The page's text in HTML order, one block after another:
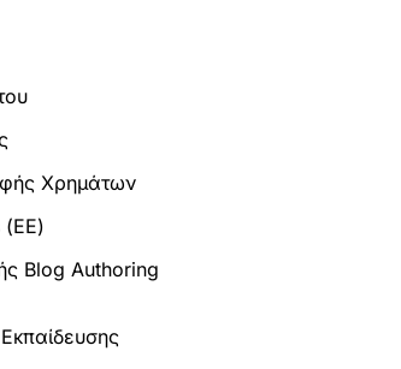
Χρημάτων
(ΕΕ)
Blog Authoring